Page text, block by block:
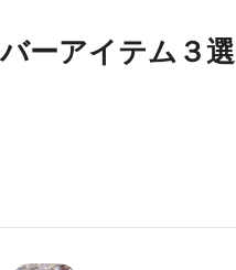
ーアイテム３選